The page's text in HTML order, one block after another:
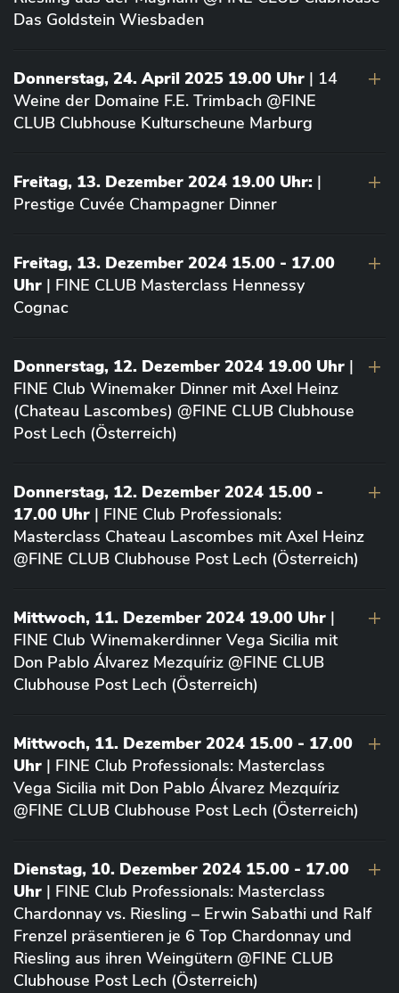
Das Goldstein Wiesbaden
Donnerstag, 24. April 2025 19.00 Uhr | 14
Weine der Domaine F.E. Trimbach @FINE
CLUB Clubhouse Kulturscheune Marburg
Freitag, 13. Dezember 2024 19.00 Uhr: |
Prestige Cuvée Champagner Dinner
Freitag, 13. Dezember 2024 15.00 - 17.00
Uhr | FINE CLUB Masterclass Hennessy
Cognac
Donnerstag, 12. Dezember 2024 19.00 Uhr |
FINE Club Winemaker Dinner mit Axel Heinz
(Chateau Lascombes) @FINE CLUB Clubhouse
Post Lech (Österreich)
Donnerstag, 12. Dezember 2024 15.00 -
17.00 Uhr | FINE Club Professionals:
Masterclass Chateau Lascombes mit Axel Heinz
@FINE CLUB Clubhouse Post Lech (Österreich)
Mittwoch, 11. Dezember 2024 19.00 Uhr |
FINE Club Winemakerdinner Vega Sicilia mit
Don Pablo Álvarez Mezquíriz @FINE CLUB
Clubhouse Post Lech (Österreich)
Mittwoch, 11. Dezember 2024 15.00 - 17.00
Uhr | FINE Club Professionals: Masterclass
Vega Sicilia mit Don Pablo Álvarez Mezquíriz
@FINE CLUB Clubhouse Post Lech (Österreich)
Dienstag, 10. Dezember 2024 15.00 - 17.00
Uhr | FINE Club Professionals: Masterclass
Chardonnay vs. Riesling – Erwin Sabathi und Ralf
Frenzel präsentieren je 6 Top Chardonnay und
Riesling aus ihren Weingütern @FINE CLUB
Clubhouse Post Lech (Österreich)